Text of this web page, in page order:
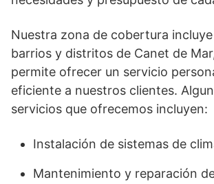
Nuestra zona de cobertura
barrios y distritos de Canet de
permite ofrecer un servicio
eficiente a nuestros clientes.
servicios que ofrecemos incluyen:
Instalación de sistemas de
Mantenimiento y reparación